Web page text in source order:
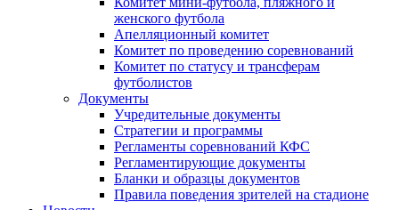
женского футбола
Апелляционный комитет
Комитет по проведению соревнований
Комитет по статусу и трансферам
футболистов
Документы
Учредительные документы
Стратегии и программы
Регламенты соревнований КФС
Регламентирующие документы
Бланки и образцы документов
Правила поведения зрителей на стадионе